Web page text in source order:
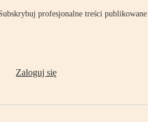
profesjonalne treści publikowane
Zaloguj się